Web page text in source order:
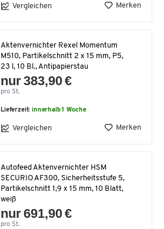
Vergleichen Merken
Aktenvernichter Rexel Momentum
M510, Partikelschnitt 2 x 15 mm, P5,
23 l, 10 Bl., Antipapierstau
nur 383,90 €
pro St.
Lieferzeit:innerhalb 1 Woche
Vergleichen Merken
Autofeed Aktenvernichter HSM
SECURIO AF300, Sicherheitsstufe 5,
Partikelschnitt 1,9 x 15 mm, 10 Blatt,
weiß
nur 691,90 €
pro St.